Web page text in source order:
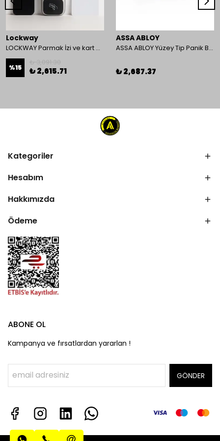
Lockway
LOCKWAY Parmak İzi ve kart Okuyucu Kontrol Paneli
%15 ₺ 2,615.71
ASSA ABLOY
ASSA ABLOY Yüzey Tip Panik Bar PED 180
₺ 2,687.37
Kategoriler
Hesabım
Hakkımızda
Ödeme
ABONE OL
Kampanya ve fırsatlardan yararlan !
GÖNDER